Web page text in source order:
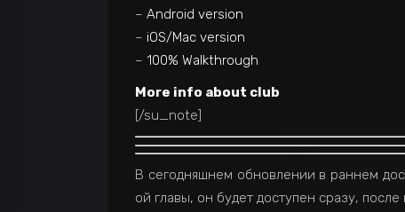
– Android version
– iOS/Mac version
– 100% Walkthrough
More info about club
[/su_note]
В сегодняшнем обновлении в раннем
ой главы, он будет доступен сразу,